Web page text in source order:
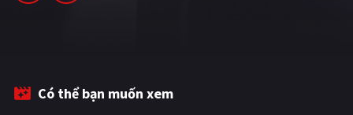
PHIM LẺ
Có thể bạn muốn xem